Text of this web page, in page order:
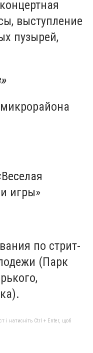
выступление
пузырей,
игры»
по стрит-
(Парк
і натисніть Ctrl + Enter, щоб